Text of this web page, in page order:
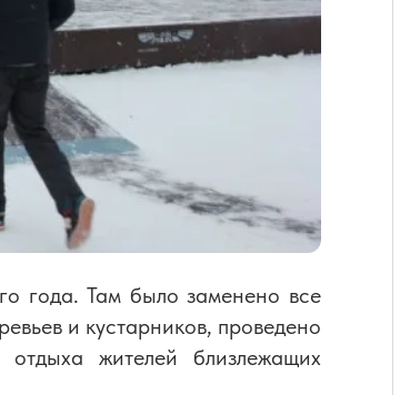
года. Там было заменено все
и кустарников, проведено
жителей близлежащих